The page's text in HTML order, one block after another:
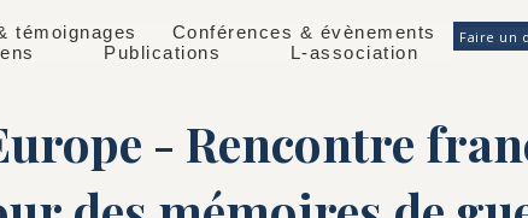
témoignages
Conférences & évènements
Publications L-association
Faire un
- Rencontre